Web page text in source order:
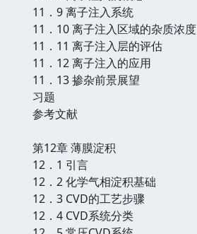
11．9 离子注入系统
11．10 离子注入区域的杂质浓度
11．11 离子注入层的评估
11．12 离子注入的应用
11．13 掺杂前景展望
习题
参考文献
第12章 薄膜淀积
12．1 引言
12．2 化学气相淀积基础
12．3 CVD的工艺步骤
12．4 CVD系统分类